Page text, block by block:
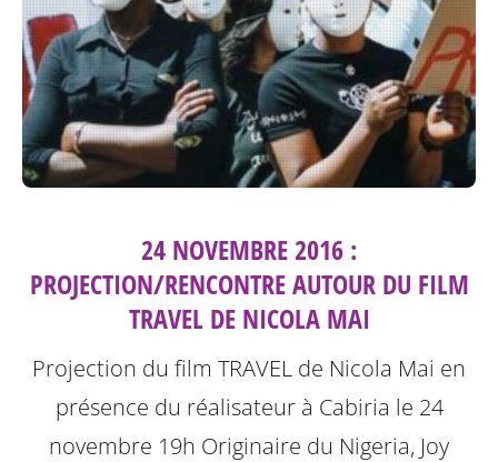
24 NOVEMBRE 2016 :
PROJECTION/RENCONTRE AUTOUR DU FILM
TRAVEL DE NICOLA MAI
Projection du film TRAVEL de Nicola Mai en
présence du réalisateur à Cabiria le 24
novembre 19h Originaire du Nigeria, Joy